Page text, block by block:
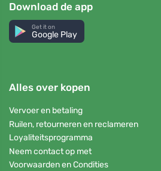
Download de app
Get it on
Google Play
Alles over kopen
Vervoer en betaling
Ruilen, retourneren en reclameren
Loyaliteitsprogramma
Neem contact op met
Voorwaarden en Condities